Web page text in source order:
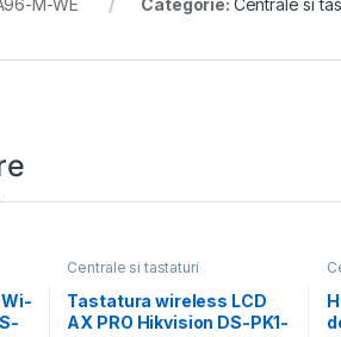
M-WE Categorie: Centrale si
Centrale si tastaturi
Tastatura wireless LCD
AX PRO Hikvision DS-PK1-